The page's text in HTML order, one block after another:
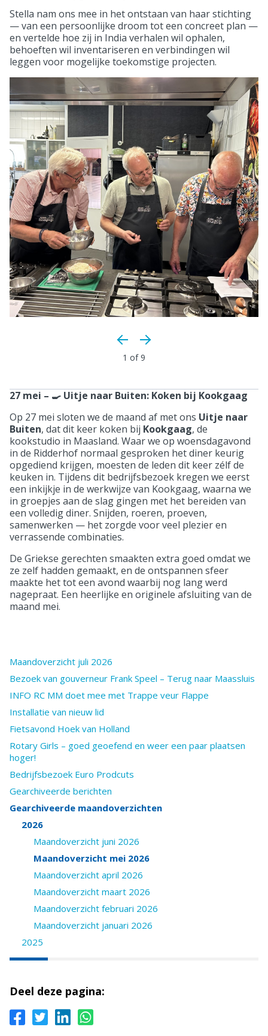
Stella nam ons mee in het ontstaan van haar stichting
— van een persoonlijke droom tot een concreet plan —
en vertelde hoe zij in India verhalen wil ophalen,
behoeften wil inventariseren en verbindingen wil
leggen voor mogelijke toekomstige projecten.
1 of 9
27 mei – 🍳 Uitje naar Buiten: Koken bij Kookgaag
Op 27 mei sloten we de maand af met ons Uitje naar
Buiten, dat dit keer koken bij Kookgaag, de
kookstudio in Maasland. Waar we op woensdagavond
in de Ridderhof normaal gesproken het diner keurig
opgediend krijgen, moesten de leden dit keer zélf de
keuken in. Tijdens dit bedrijfsbezoek kregen we eerst
een inkijkje in de werkwijze van Kookgaag, waarna we
in groepjes aan de slag gingen met het bereiden van
een volledig diner. Snijden, roeren, proeven,
samenwerken — het zorgde voor veel plezier en
verrassende combinaties.
De Griekse gerechten smaakten extra goed omdat we
ze zelf hadden gemaakt, en de ontspannen sfeer
maakte het tot een avond waarbij nog lang werd
nagepraat. Een heerlijke en originele afsluiting van de
maand mei.
Maandoverzicht juli 2026
Bezoek van gouverneur Frank Speel – Terug naar Maassluis
INFO RC MM doet mee met Trappe veur Flappe
Installatie van nieuw lid
Fietsavond Hoek van Holland
Rotary Girls – goed geoefend en weer een paar plaatsen
hoger!
Bedrijfsbezoek Euro Prodcuts
Gearchiveerde berichten
Gearchiveerde maandoverzichten
2026
Maandoverzicht juni 2026
Maandoverzicht mei 2026
Maandoverzicht april 2026
Maandoverzicht maart 2026
Maandoverzicht februari 2026
Maandoverzicht januari 2026
2025
Deel deze pagina: